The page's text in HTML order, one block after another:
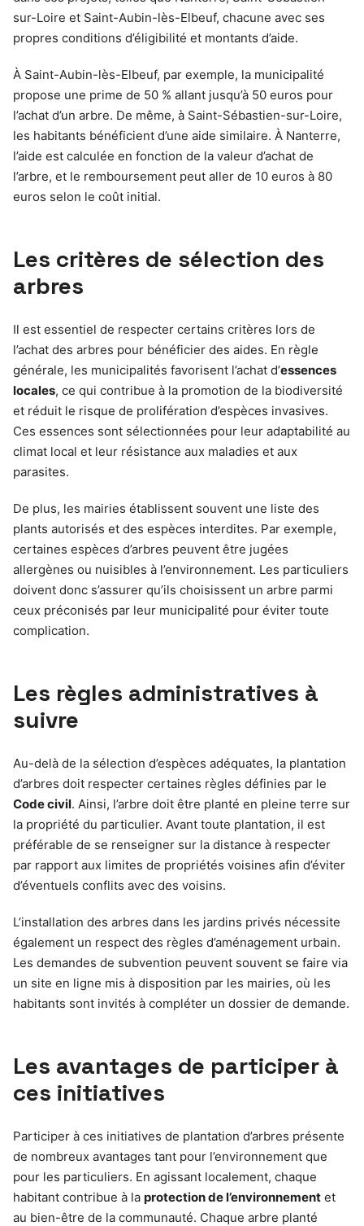
sur-Loire et Saint-Aubin-lès-Elbeuf, chacune avec ses
propres conditions d’éligibilité et montants d’aide.
À Saint-Aubin-lès-Elbeuf, par exemple, la municipalité
propose une prime de 50 % allant jusqu’à 50 euros pour
l’achat d’un arbre. De même, à Saint-Sébastien-sur-Loire,
les habitants bénéficient d’une aide similaire. À Nanterre,
l’aide est calculée en fonction de la valeur d’achat de
l’arbre, et le remboursement peut aller de 10 euros à 80
euros selon le coût initial.
Les critères de sélection des
arbres
Il est essentiel de respecter certains critères lors de
l’achat des arbres pour bénéficier des aides. En règle
générale, les municipalités favorisent l’achat d’essences
locales, ce qui contribue à la promotion de la biodiversité
et réduit le risque de prolifération d’espèces invasives.
Ces essences sont sélectionnées pour leur adaptabilité au
climat local et leur résistance aux maladies et aux
parasites.
De plus, les mairies établissent souvent une liste des
plants autorisés et des espèces interdites. Par exemple,
certaines espèces d’arbres peuvent être jugées
allergènes ou nuisibles à l’environnement. Les particuliers
doivent donc s’assurer qu’ils choisissent un arbre parmi
ceux préconisés par leur municipalité pour éviter toute
complication.
Les règles administratives à
suivre
Au-delà de la sélection d’espèces adéquates, la plantation
d’arbres doit respecter certaines règles définies par le
Code civil. Ainsi, l’arbre doit être planté en pleine terre sur
la propriété du particulier. Avant toute plantation, il est
préférable de se renseigner sur la distance à respecter
par rapport aux limites de propriétés voisines afin d’éviter
d’éventuels conflits avec des voisins.
L’installation des arbres dans les jardins privés nécessite
également un respect des règles d’aménagement urbain.
Les demandes de subvention peuvent souvent se faire via
un site en ligne mis à disposition par les mairies, où les
habitants sont invités à compléter un dossier de demande.
Les avantages de participer à
ces initiatives
Participer à ces initiatives de plantation d’arbres présente
de nombreux avantages tant pour l’environnement que
pour les particuliers. En agissant localement, chaque
habitant contribue à la protection de l’environnement et
au bien-être de la communauté. Chaque arbre planté